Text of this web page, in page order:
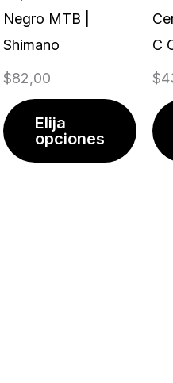
Negro MTB |
Shimano
$82,00
Elija
opciones
elegir
C
$